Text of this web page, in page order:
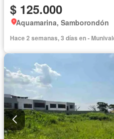
$ 125.000
Aquamarina, Samborondón
Hace 2 semanas, 3 días en -